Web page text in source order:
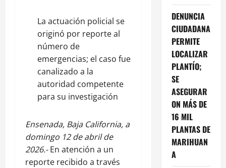
La actuación policial se
originó por reporte al
número de
emergencias; el caso fue
canalizado a la
autoridad competente
para su investigación
Ensenada, Baja California, a
domingo 12 de abril de
2026.-En atención a un
reporte recibido a través
DENUNCIA
CIUDADANA
PERMITE
LOCALIZAR
PLANTÍO;
SE
ASEGURAR
ON MÁS DE
16 MIL
PLANTAS DE
MARIHUAN
A